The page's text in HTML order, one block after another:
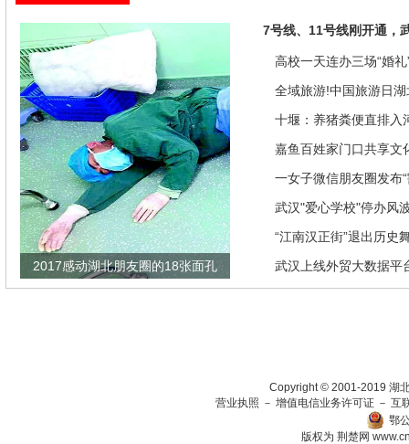
2017感动湖北朋友圈的18张面孔
7号线、11号线刚开通，
高校一天连办三场“婚
来是因为…
全域旅游!中国旅游日
推优惠政策
十堰：养猪粪便直排入
偿40余万元
嘉鱼百姓家门口共享文
馆讲座家里看
一女子微信朋友圈发布
发现竟是闹剧
武汉"爱心学校"停办风
“江南汉正街”退出历史
武汉上线外贸大数据平
Copyright © 2001-2019 湖
营业执照 － 增值电信业务许可证 － 互
鄂
版权为 荆楚网